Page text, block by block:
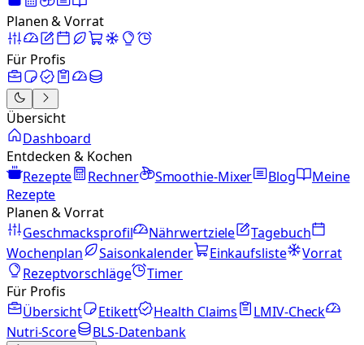
Planen & Vorrat
Für Profis
Übersicht
Dashboard
Entdecken & Kochen
Rezepte
Rechner Smoothie-Mixer Blog
Meine
Rezepte
Planen & Vorrat
Geschmacksprofil
Nährwertziele
Tagebuch
Wochenplan
Saisonkalender Einkaufsliste
Vorrat
Rezeptvorschläge
Timer
Für Profis
Übersicht
Etikett Health Claims
LMIV-Check
Nutri-Score
BLS-Datenbank